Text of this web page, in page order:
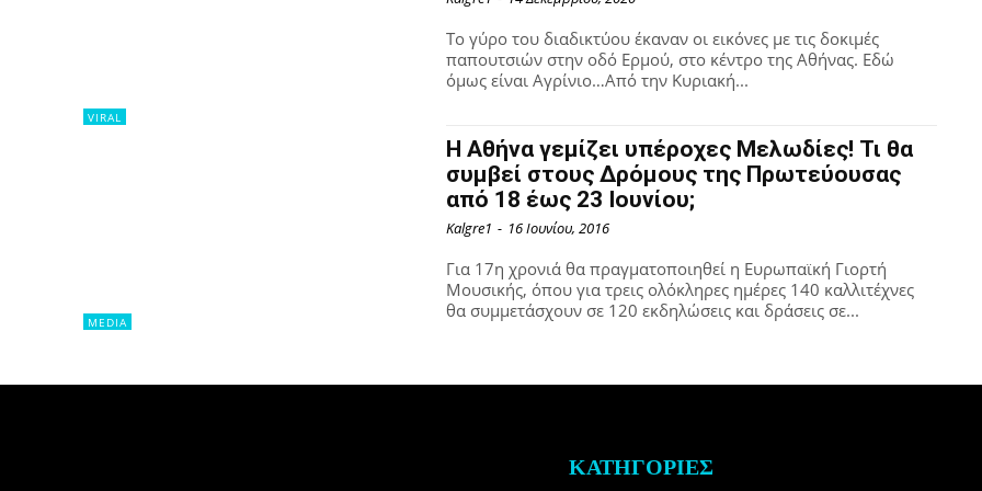
VIRAL
Το γύρο του διαδικτύου έκαναν οι εικόνες με τις δοκιμές
παπουτσιών στην οδό Ερμού, στο κέντρο της Αθήνας. Εδώ
όμως είναι Αγρίνιο…Από την Κυριακή...
MEDIA
Η Αθήνα γεμίζει υπέροχες Μελωδίες! Τι θα
συμβεί στους Δρόμους της Πρωτεύουσας
από 18 έως 23 Ιουνίου;
Kalgre1 - 16 Ιουνίου, 2016
Για 17η χρονιά θα πραγματοποιηθεί η Ευρωπαϊκή Γιορτή
Μουσικής, όπου για τρεις ολόκληρες ημέρες 140 καλλιτέχνες
θα συμμετάσχουν σε 120 εκδηλώσεις και δράσεις σε...
ΚΑΤΗΓΟΡΙΕΣ